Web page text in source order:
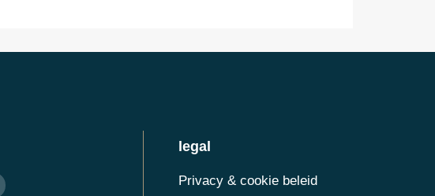
legal
Privacy & cookie beleid